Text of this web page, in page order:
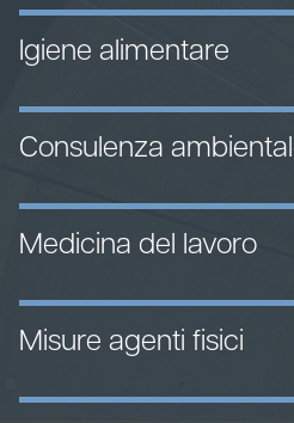
Igiene alimentare
Consulenza
Medicina del lavoro
Misure agenti fisici